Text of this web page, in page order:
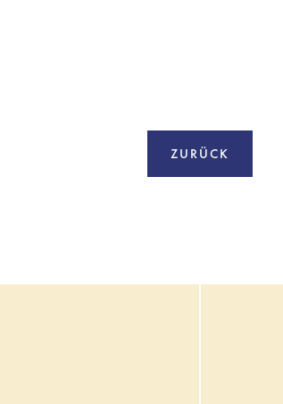
ZURÜCK